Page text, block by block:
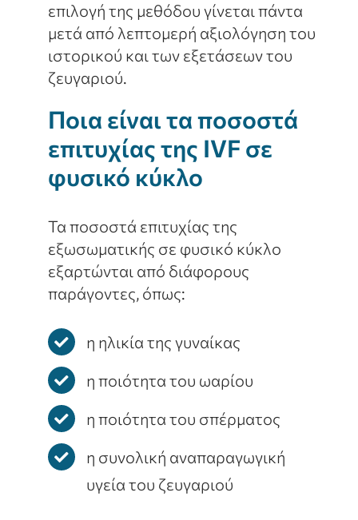
επιλογή της μεθόδου γίνεται πάντα
μετά από λεπτομερή αξιολόγηση του
ιστορικού και των εξετάσεων του
ζευγαριού.
Ποια είναι τα ποσοστά
επιτυχίας της IVF σε
φυσικό κύκλο
Τα ποσοστά επιτυχίας της
εξωσωματικής σε φυσικό κύκλο
εξαρτώνται από διάφορους
παράγοντες, όπως:
η ηλικία της γυναίκας
η ποιότητα του ωαρίου
η ποιότητα του σπέρματος
η συνολική αναπαραγωγική
υγεία του ζευγαριού